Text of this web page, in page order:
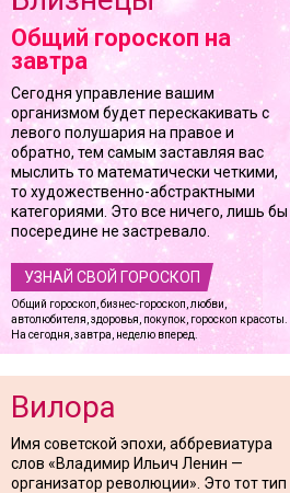
Общий гороскоп на
завтра
Сегодня управление вашим
организмом будет перескакивать с
левого полушария на правое и
обратно, тем самым заставляя вас
мыслить то математически четкими,
то художественно-абстрактными
категориями. Это все ничего, лишь бы
посередине не застревало.
УЗНАЙ СВОЙ ГОРОСКОП
Общий гороскоп, бизнес-гороскоп, любви,
автолюбителя, здоровья, покупок, гороскоп красоты.
На сегодня, завтра, неделю вперед.
Вилора
Имя советской эпохи, аббревиатура
слов «Владимир Ильич Ленин —
организатор революции». Это тот тип